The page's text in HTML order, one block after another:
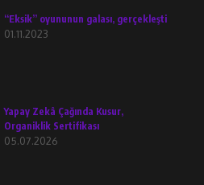
“Eksik” oyununun galası, gerçekleşti
01.11.2023
Yapay Zekâ Çağında Kusur,
Organiklik Sertifikası
05.07.2026